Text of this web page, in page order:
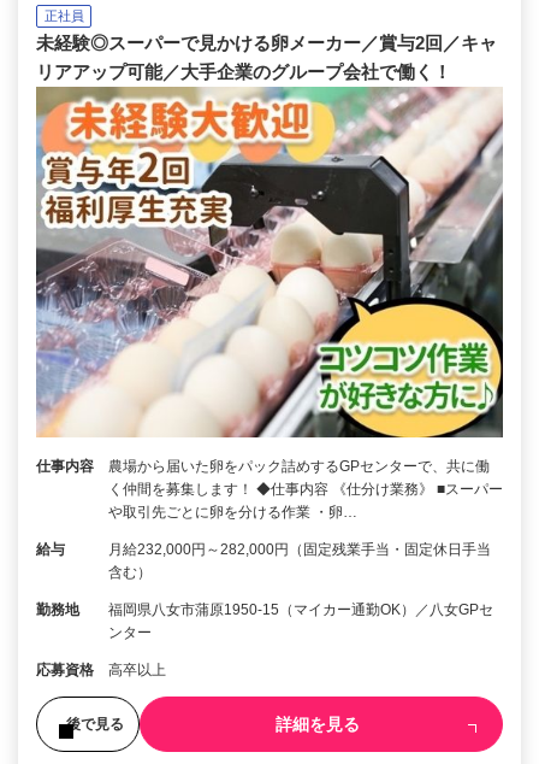
正社員
未経験◎スーパーで見かける卵メーカー／賞与2回／キャ
リアアップ可能／大手企業のグループ会社で働く！
仕事内容
農場から届いた卵をパック詰めするGPセンターで、共に働
く仲間を募集します！ ◆仕事内容 《仕分け業務》 ■スーパー
や取引先ごとに卵を分ける作業 ・卵…
給与
月給232,000円～282,000円（固定残業手当・固定休日手当
含む）
勤務地
福岡県八女市蒲原1950-15（マイカー通勤OK）／八女GPセ
ンター
応募資格 高卒以上
後で見る 詳細を見る